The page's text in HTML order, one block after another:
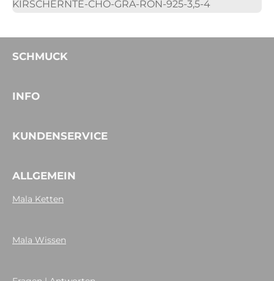
KIRSCHERNTE-CHO-GRA-RON-925-3,5-4
SCHMUCK
INFO
KUNDENSERVICE
ALLGEMEIN
Mala Ketten
Mala Wissen